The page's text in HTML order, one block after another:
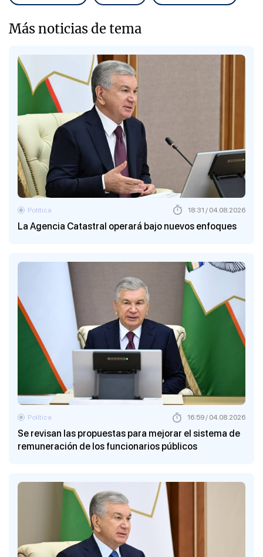
Más noticias de tema
La Agencia Catastral operará bajo nuevos enfoques
Política 18:31 / 04.08.2026
Se revisan las propuestas para mejorar el sistema de
remuneración de los funcionarios públicos
Política 16:59 / 04.08.2026